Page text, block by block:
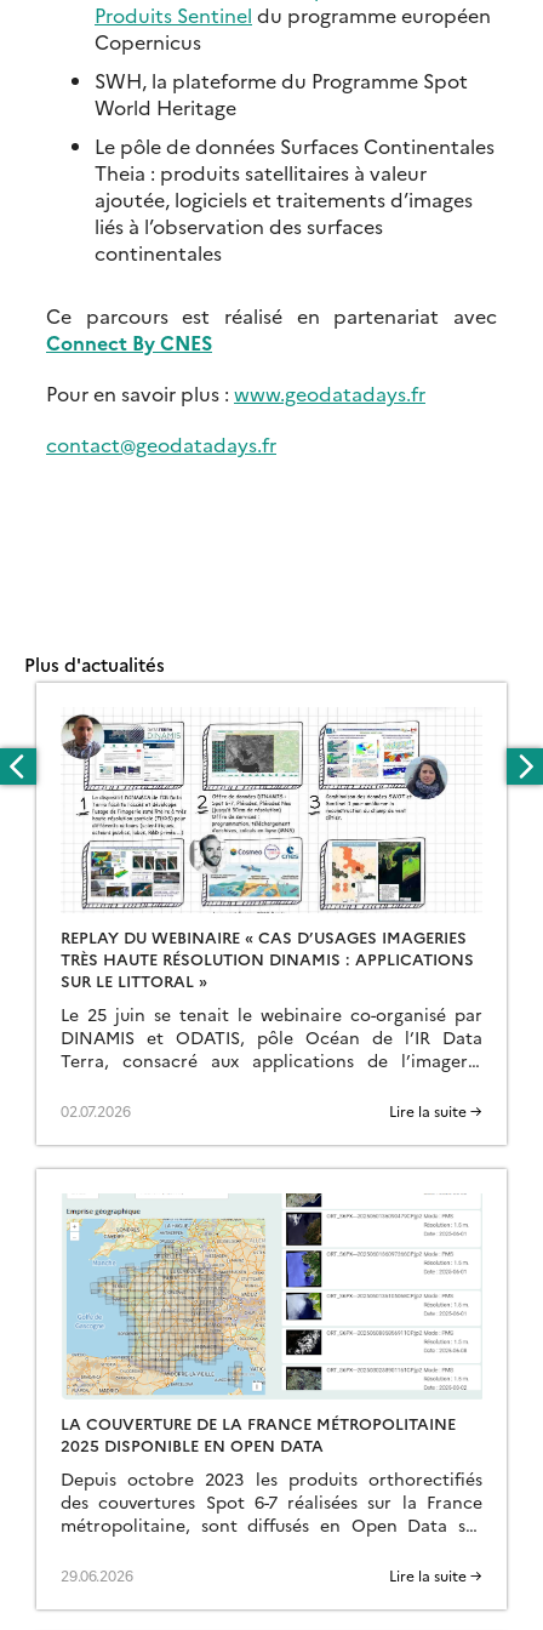
Produits Sentinel du programme européen
Copernicus
SWH, la plateforme du Programme Spot
World Heritage
Le pôle de données Surfaces Continentales
Theia : produits satellitaires à valeur
ajoutée, logiciels et traitements d’images
liés à l’observation des surfaces
continentales
Ce parcours est réalisé en partenariat avec
Connect By CNES
Pour en savoir plus : www.geodatadays.fr
contact@geodatadays.fr
Plus d'actualités
REPLAY DU WEBINAIRE « CAS D’USAGES IMAGERIES
TRÈS HAUTE RÉSOLUTION DINAMIS : APPLICATIONS
SUR LE LITTORAL »
Le 25 juin se tenait le webinaire co-organisé par
DINAMIS et ODATIS, pôle Océan de l’IR Data
Terra, consacré aux applications de l’imagerie
02.07.2026 Lire la suite →
LA COUVERTURE DE LA FRANCE MÉTROPOLITAINE
2025 DISPONIBLE EN OPEN DATA
Depuis octobre 2023 les produits orthorectifiés
des couvertures Spot 6-7 réalisées sur la France
métropolitaine, sont diffusés en Open Data sur
expérimentation portée par DINAMIS avec le
29.06.2026 Lire la suite →